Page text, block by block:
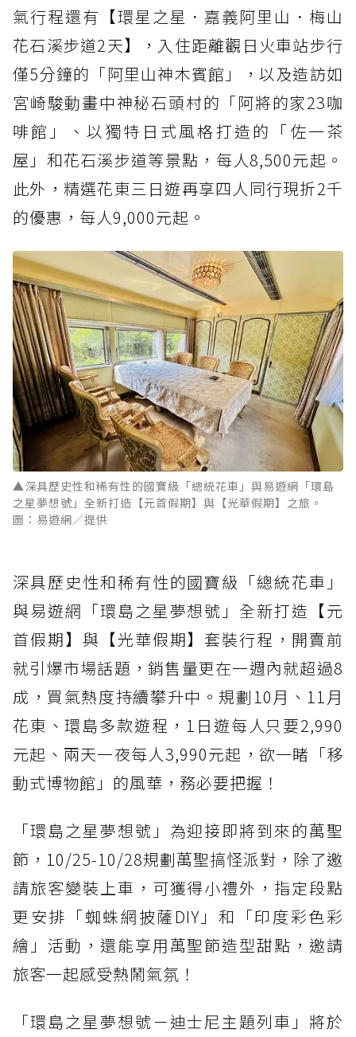
氣行程還有【環星之星．嘉義阿里山．梅山
花石溪步道2天】，入住距離觀日火車站步行
僅5分鐘的「阿里山神木賓館」，以及造訪如
宮崎駿動畫中神秘石頭村的「阿將的家23咖
啡館」、以獨特日式風格打造的「佐一茶
屋」和花石溪步道等景點，每人8,500元起。
此外，精選花東三日遊再享四人同行現折2千
的優惠，每人9,000元起。
▲深具歷史性和稀有性的國寶級「總統花車」與易遊網「環島
之星夢想號」全新打造【元首假期】與【光華假期】之旅。
圖：易遊網／提供
深具歷史性和稀有性的國寶級「總統花車」
與易遊網「環島之星夢想號」全新打造【元
首假期】與【光華假期】套裝行程，開賣前
就引爆市場話題，銷售量更在一週內就超過8
成，買氣熱度持續攀升中。規劃10月、11月
花東、環島多款遊程，1日遊每人只要2,990
元起、兩天一夜每人3,990元起，欲一睹「移
動式博物館」的風華，務必要把握！
「環島之星夢想號」為迎接即將到來的萬聖
節，10/25-10/28規劃萬聖搞怪派對，除了邀
請旅客變裝上車，可獲得小禮外，指定段點
更安排「蜘蛛網披薩DIY」和「印度彩色彩
繪」活動，還能享用萬聖節造型甜點，邀請
旅客一起感受熱鬧氣氛！
「環島之星夢想號－迪士尼主題列車」將於